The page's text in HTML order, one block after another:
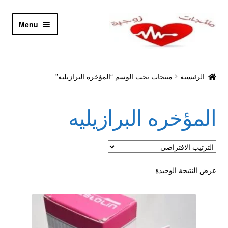
Skip
Skip
Menu
أدوية تكبير و تضخيم العضو
اتصل بنا
اتمام الطلب
ادوية تخسيس
اكسسوارات مثيره
الرئيسية منتجات تحت الوسم “المؤخره البرازيليه”
المؤخره البرازيليه
عرض النتيجة الوحيدة